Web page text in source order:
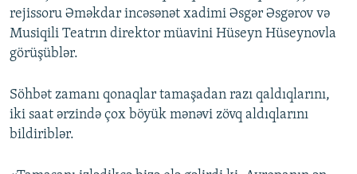
rejissoru Əməkdar incəsənət xadimi Əsgər Əsgərov və
Musiqili Teatrın direktor müavini Hüseyn Hüseynovla
görüşüblər.
Söhbət zamanı qonaqlar tamaşadan razı qaldıqlarını,
iki saat ərzində çox böyük mənəvi zövq aldıqlarını
bildiriblər.